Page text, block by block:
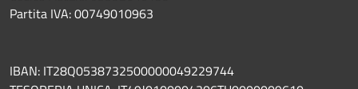
Partita IVA: 00749010963
IBAN: IT28Q0538732500000049229744